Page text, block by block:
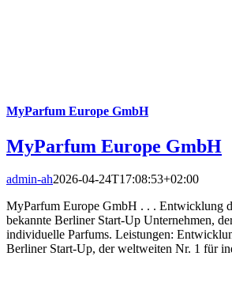
MyParfum Europe GmbH
MyParfum Europe GmbH
admin-ah2026-04-24T17:08:53+02:00
MyParfum Europe GmbH . . . Entwicklung
bekannte Berliner Start-Up Unternehmen,
individuelle Parfums. Leistungen:
Berliner Start-Up, der weltweiten Nr. 1 für